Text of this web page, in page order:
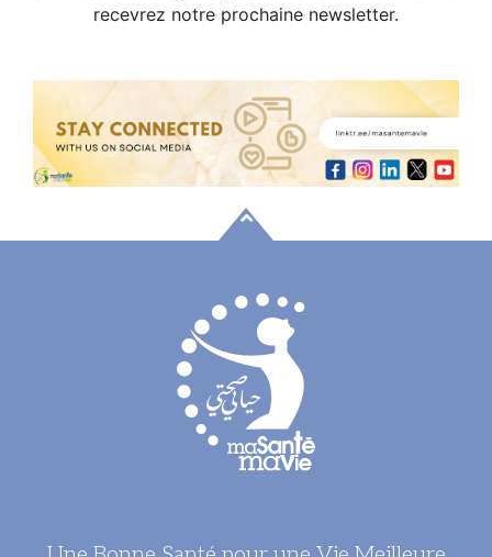
recevrez notre prochaine newsletter.